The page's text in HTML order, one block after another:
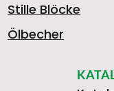
Stille Blöcke
Ölbecher